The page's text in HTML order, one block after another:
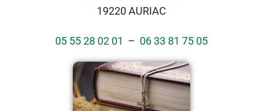
19220 AURIAC
05 55 28 02 01 – 06 33 81 75 05